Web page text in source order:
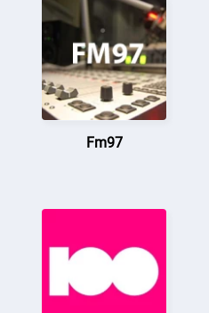
Fm97